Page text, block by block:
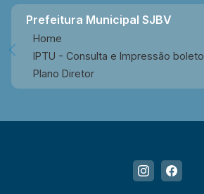
Prefeitura Municipal SJBV
Home
IPTU - Consulta e Impressão boleto
Plano Diretor